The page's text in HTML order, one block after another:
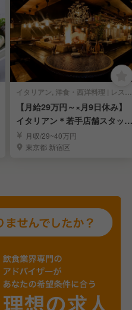
イタリアン, 洋食・西洋料理 | レストランサービス・ホールスタッフ
【月給29万円～×月9日休み】
イタリアン＊若手店舗スタッフ
募集月収/29~40万円
東京都 新宿区